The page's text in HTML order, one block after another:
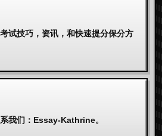
试技巧，资讯，和快速提分保分方
我们：Essay-Kathrine。